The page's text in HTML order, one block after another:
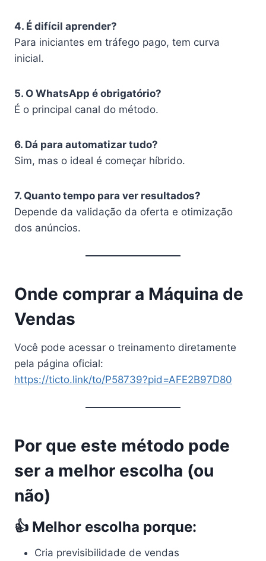
4. É difícil aprender?
Para iniciantes em tráfego pago, tem curva
inicial.
5. O WhatsApp é obrigatório?
É o principal canal do método.
6. Dá para automatizar tudo?
Sim, mas o ideal é começar híbrido.
7. Quanto tempo para ver resultados?
Depende da validação da oferta e otimização
dos anúncios.
Onde comprar a Máquina de
Vendas
Você pode acessar o treinamento diretamente
pela página oficial:
https://ticto.link/to/P58739?pid=AFE2B97D80
Por que este método pode
ser a melhor escolha (ou
não)
👍 Melhor escolha porque:
Cria previsibilidade de vendas